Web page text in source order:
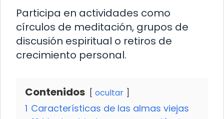
Participa en actividades como
círculos de meditación, grupos de
discusión espiritual o retiros de
crecimiento personal.
Contenidos ocultar
1 Características de las almas viejas